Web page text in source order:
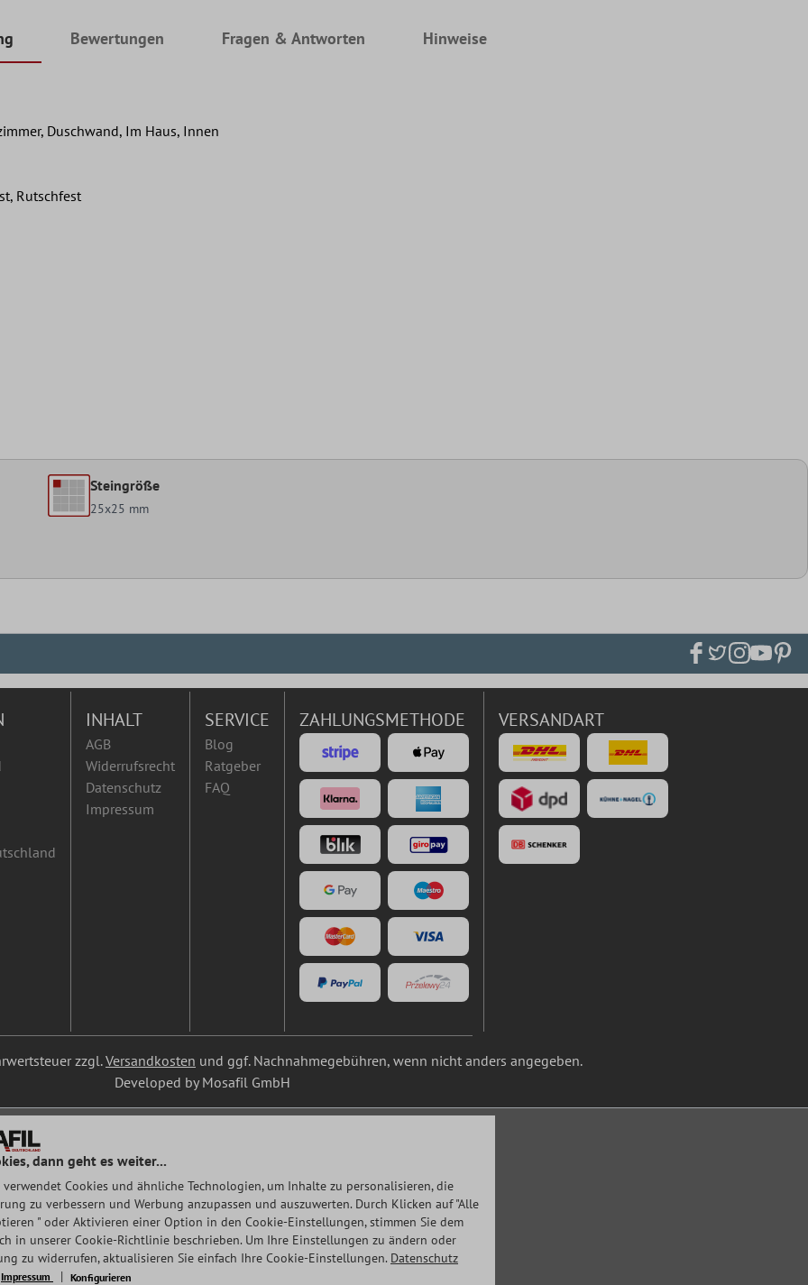
Bewertungen Fragen & Antworten Hinweise
Duschwand, Im Haus, Innen
Rutschfest
Steingröße
25x25 mm
INHALT
AGB
Widerrufsrecht
Datenschutz
Impressum
SERVICE
Blog
Ratgeber
FAQ
ZAHLUNGSMETHODE VERSANDART
zzgl.Versandkosten und ggf. Nachnahmegebühren, wenn nicht anders angegeben.
Developed by Mosafil GmbH
dann geht es weiter...
verwendet Cookies und ähnliche Technologien, um Inhalte zu personalisieren, die
zu verbessern und Werbung anzupassen und auszuwerten. Durch Klicken auf "Alle
" oder Aktivieren einer Option in den Cookie-Einstellungen, stimmen Sie dem
in unserer Cookie-Richtlinie beschrieben. Um Ihre Einstellungen zu ändern oder
zu widerrufen, aktualisieren Sie einfach Ihre Cookie-Einstellungen. Datenschutz
Impressum Konfigurieren